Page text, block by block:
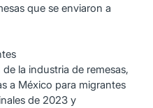
que se enviaron a
la industria de remesas,
a México para migrantes
de 2023 y